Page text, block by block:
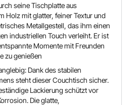
seine Tischplatte aus
Holz mit glatter, feiner Textur und
Metallgestell, das ihm einen
industriellen Touch verleiht. Er ist
Momente mit Freunden
zu genießen
Dank des stabilen
steht dieser Couchtisch sicher.
Lackierung schützt vor
Die glatte,